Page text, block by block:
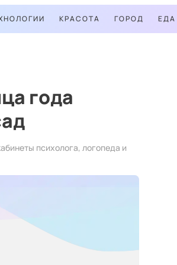
КРАСОТА ГОРОД ЕДА
года
психолога, логопеда и